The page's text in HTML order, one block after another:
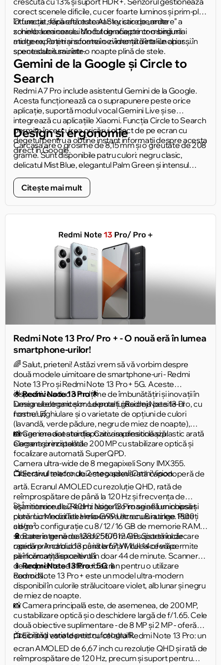
corect scenele dificile, cu cer foarte luminos și prim-plan
întunecat, fără efectul caracteristic de „ardere” a
zonelor luminoase. Modul de noapte combină mai
multe expuneri și scoate în evidență detaliile chiar și în
scene slab iluminate.
O funcție separată este AI Sky, care permite
schimbarea cerului din fotografie printr-o singură
atingere. Poți transforma o zi înnorată într-un apus
spectaculos sau într-o noapte plină de stele.
Gemini de la Google și Circle to
Search
Redmi A7 Pro include asistentul Gemini de la Google.
Acesta funcționează ca o suprapunere peste orice
aplicație, suportă modul vocal Gemini Live și se
integrează cu aplicațiile Xiaomi. Funcția Circle to Search
permite încercuirea oricărui obiect de pe ecran cu
degetul pentru a obține instant informații despre acesta
direct în Google.
Design și ergonomie
Carcasa are o grosime de 8,15 mm și o greutate de 208
grame. Sunt disponibile patru culori: negru clasic,
delicatul Mist Blue, elegantul Palm Green și intensul
reprezintă un detaliu discret, dar ușor recognoscibil al
panoului posterior.
Citește mai mult
Redmi Note 13 Pro/ Pro + - O nouă eră în lumea
smartphone-urilor!
🌈 Salut, prieteni! Astăzi vrem să vă vorbim despre
două modele uimitoare de smartphone-uri - Redmi
Note 13 Pro și Redmi Note 13 Pro+ 5G. Aceste
dispozitive aduc o mulțime de îmbunătățiri și inovații în
lumea electronicelor. Le puteți găsi deja pe site-ul
nostru! 🛒
🌟Redmi Note 13 Pro🌟
Designul elegant și modern al lui Redmi Note 13 Pro, cu
forme unghiulare și o varietate de opțiuni de culori
(lavandă, verde pădure, negru de miez de noapte),
atrage imediat atenția. Carcasa din sticlă și plastic arată
elegant și rezistentă.
📸 Camera acestui dispozitiv impresionează:
Camera principală de 200 MP cu stabilizare optică și
focalizare automată SuperQPD.
Camera ultra-wide de 8 megapixeli Sony IMX355.
Obiectivul macro de 2 megapixeli OmniVision.
📺 Ecranul telefonului este o adevărată capodoperă de
artă. Ecranul AMOLED cu rezoluție QHD, rată de
reîmprospătare de până la 120 Hz și frecvența de
eșantionare de 240 Hz asigură o imagine luminoasă și
clară. Luminozitatea maximă a ecranului atinge 1800
cd/m².
🚀 În interiorul lui Redmi Note 13 Pro se află un chipset
puternic MediaTek Helio G99 Ultra cu 8 nuclee. Puteți
alege o configurație cu 8/12/16 GB de memorie RAM și
stocare internă de 128/256/512 GB. Sistemul de
operare Android 13 cu interfața MIUI 14 oferă o
performanță excelentă.
🔋 Bateria generoasă de 5100 mAh suportă încărcare
rapidă prin cablu de până la 67 W, ceea ce vă permite
să încărcați dispozitivul în doar 44 de minute. Scannerul
de amprente se află sub ecran pentru o utilizare
comodă.
📱Redmi Note 13 Pro+ 5G📱
Redmi Note 13 Pro+ este un model ultra-modern
disponibil în culorile strălucitoare violet, alb lunar și negru
de miez de noapte.
📸 Camera principală este, de asemenea, de 200 MP,
cu stabilizare optică și o deschidere largă de f/1.65. Cele
două obiective suplimentare - de 8 MP și 2 MP - oferă
posibilități variate pentru fotografii.
📺 Ecranul este identic cu cel al lui Redmi Note 13 Pro: un
ecran AMOLED de 6,67 inch cu rezoluție QHD și rată de
reîmprospătare de 120 Hz, precum și suport pentru